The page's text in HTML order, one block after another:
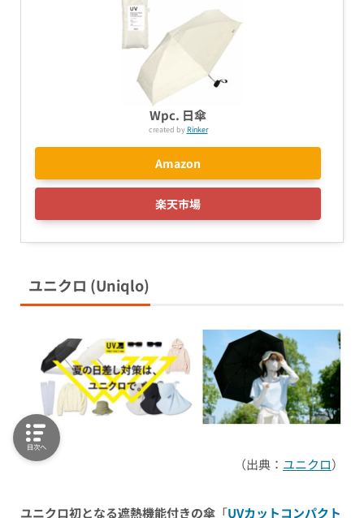
Wpc. 日傘
created byRinker
Amazon
楽天市場
ユニクロ (Uniqlo)
（出典： ユニクロ）
ユニクロ初となる遮熱機能付きの傘「UVカットコンパクト
目次へ